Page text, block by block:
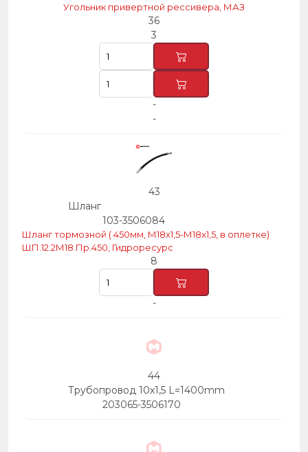
Угольник привертной рессивера, МАЗ
36
3
-
-
43
Шланг
103-3506084
Шланг тормозной ( 450мм, М18х1,5-М18х1,5, в оплетке)
ШП.12.2М18.Пр.450, Гидроресурс
8
-
44
Трубопровод 10х1,5 L=1400mm
203065-3506170